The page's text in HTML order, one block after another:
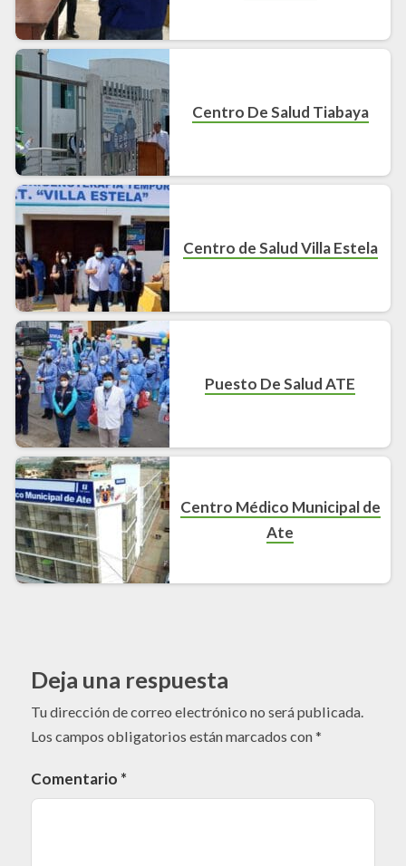
Centro De Salud Tiabaya
Centro de Salud Villa Estela
Puesto De Salud ATE
Centro Médico Municipal de
Ate
Deja una respuesta
Tu dirección de correo electrónico no será publicada.
Los campos obligatorios están marcados con*
Comentario *